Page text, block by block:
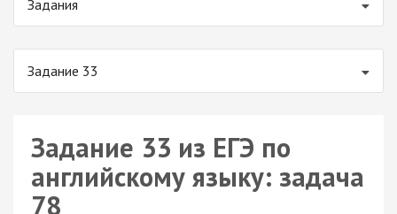
Задания
Задание 33
Задание 33 из ЕГЭ по
английскому языку: задача
78